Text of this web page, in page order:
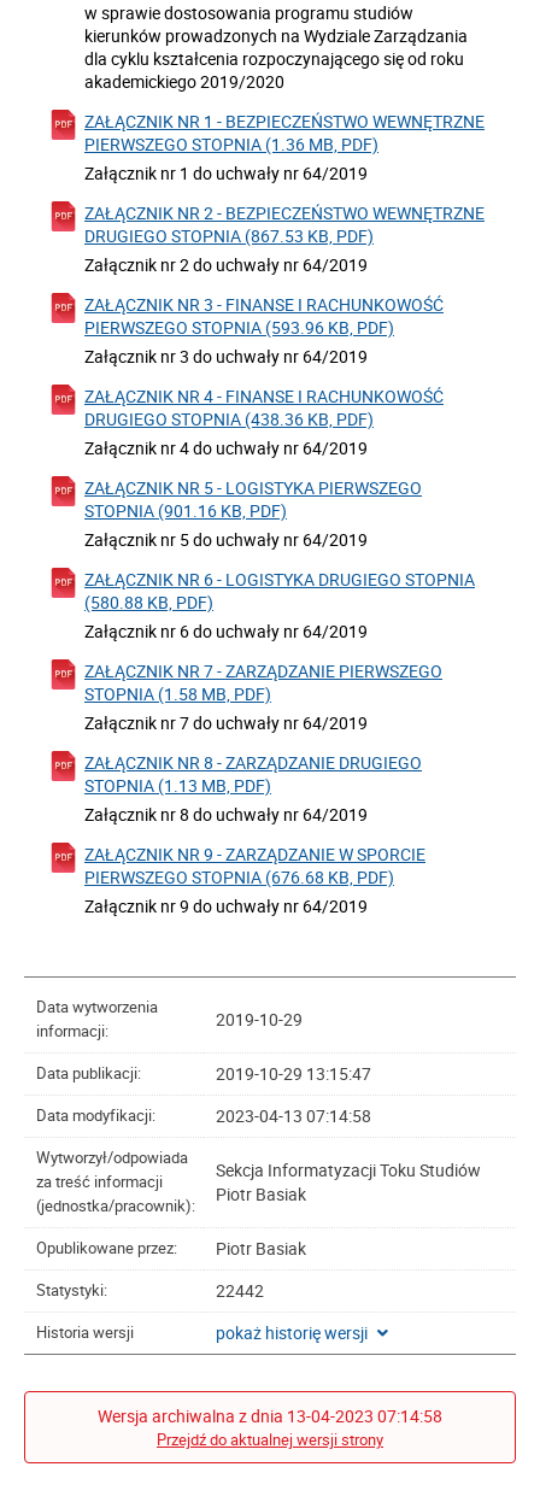
w sprawie dostosowania programu studiów
kierunków prowadzonych na Wydziale Zarządzania
dla cyklu kształcenia rozpoczynającego się od roku
akademickiego 2019/2020
ZAŁĄCZNIK NR 1 - BEZPIECZEŃSTWO WEWNĘTRZNE
PIERWSZEGO STOPNIA (1.36 MB, PDF)
Załącznik nr 1 do uchwały nr 64/2019
ZAŁĄCZNIK NR 2 - BEZPIECZEŃSTWO WEWNĘTRZNE
DRUGIEGO STOPNIA (867.53 KB, PDF)
Załącznik nr 2 do uchwały nr 64/2019
ZAŁĄCZNIK NR 3 - FINANSE I RACHUNKOWOŚĆ
PIERWSZEGO STOPNIA (593.96 KB, PDF)
Załącznik nr 3 do uchwały nr 64/2019
ZAŁĄCZNIK NR 4 - FINANSE I RACHUNKOWOŚĆ
DRUGIEGO STOPNIA (438.36 KB, PDF)
Załącznik nr 4 do uchwały nr 64/2019
ZAŁĄCZNIK NR 5 - LOGISTYKA PIERWSZEGO
STOPNIA (901.16 KB, PDF)
Załącznik nr 5 do uchwały nr 64/2019
ZAŁĄCZNIK NR 6 - LOGISTYKA DRUGIEGO STOPNIA
(580.88 KB, PDF)
Załącznik nr 6 do uchwały nr 64/2019
ZAŁĄCZNIK NR 7 - ZARZĄDZANIE PIERWSZEGO
STOPNIA (1.58 MB, PDF)
Załącznik nr 7 do uchwały nr 64/2019
ZAŁĄCZNIK NR 8 - ZARZĄDZANIE DRUGIEGO
STOPNIA (1.13 MB, PDF)
Załącznik nr 8 do uchwały nr 64/2019
ZAŁĄCZNIK NR 9 - ZARZĄDZANIE W SPORCIE
PIERWSZEGO STOPNIA (676.68 KB, PDF)
Załącznik nr 9 do uchwały nr 64/2019
Data wytworzenia
informacji:
2019-10-29
Data publikacji: 2019-10-29 13:15:47
Data modyfikacji: 2023-04-13 07:14:58
Wytworzył/odpowiada
za treść informacji
(jednostka/pracownik):
Sekcja Informatyzacji Toku Studiów
Piotr Basiak
Opublikowane przez: Piotr Basiak
Statystyki: 22442
Historia wersji pokaż historię wersji
Wersja archiwalna z dnia 13-04-2023 07:14:58
Przejdź do aktualnej wersji strony